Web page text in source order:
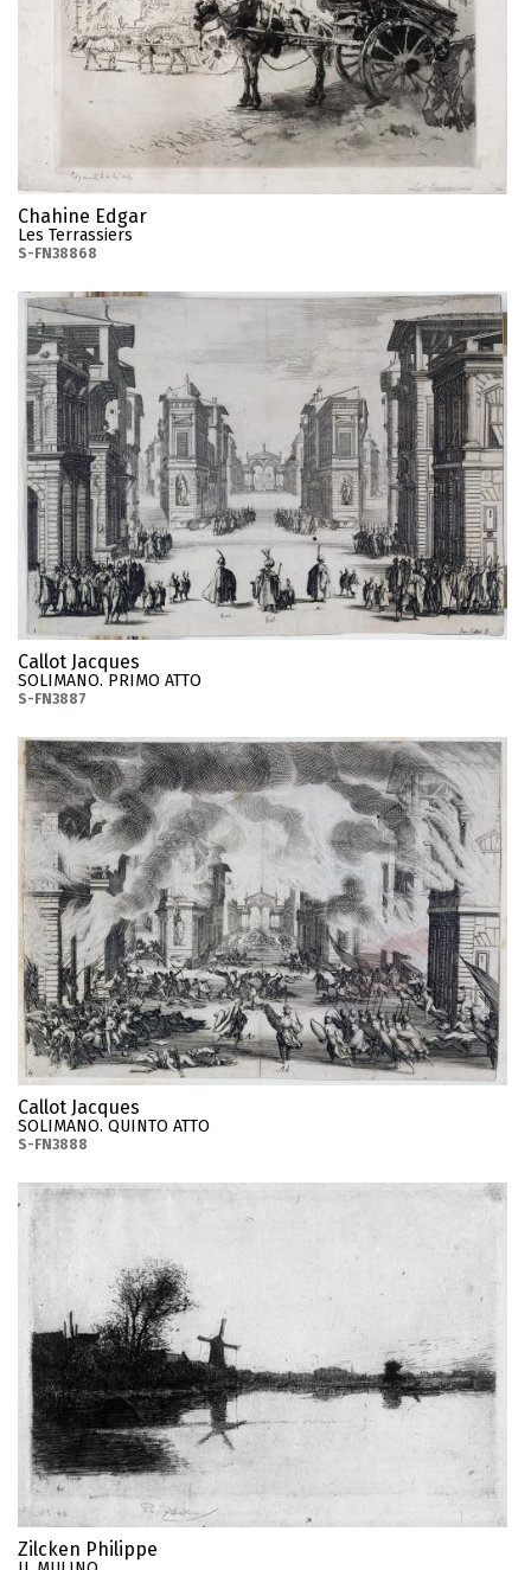
Chahine Edgar
Les Terrassiers
S-FN38868
Callot Jacques
SOLIMANO. PRIMO ATTO
S-FN3887
Callot Jacques
SOLIMANO. QUINTO ATTO
S-FN3888
Zilcken Philippe